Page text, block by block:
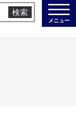
検索
メニュー